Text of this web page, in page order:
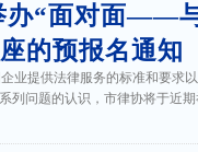
办“面对面——
的预报名通知
业提供法律服务的标准和要求
列问题的认识，市律协将于近